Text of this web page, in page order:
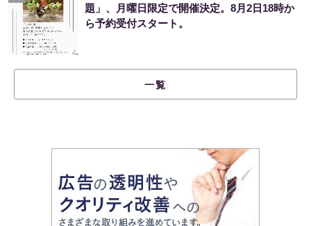
題」、月曜日限定で開催決定。8月2日18時か
ら予約受付スタート。
一覧